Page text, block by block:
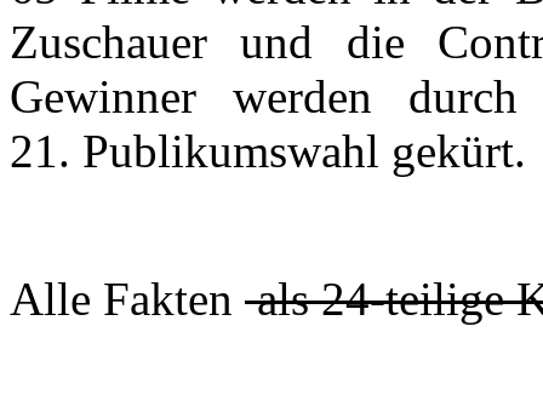
Zuschauer und die
Gewinner werden
21. Publikumswahl gekürt.
Alle Fakten als 24-teilige